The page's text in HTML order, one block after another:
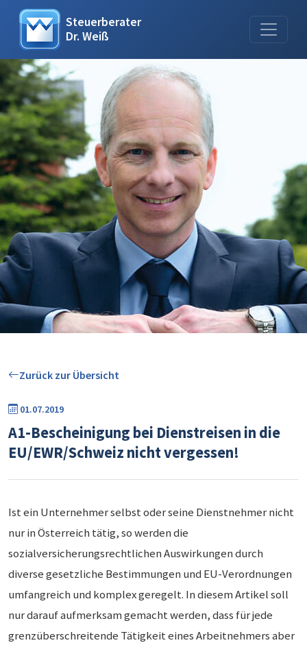
Steuerberater
Dr. Weiß
Zurück zur Übersicht
01.07.2019
A1-Bescheinigung bei Dienstreisen in die
EU/EWR/Schweiz nicht vergessen!
Ist ein Unternehmer selbst oder seine Dienstnehmer nicht
nur in Österreich tätig, so werden die
sozialversicherungsrechtlichen Auswirkungen durch
diverse gesetzliche Bestimmungen und EU-Verordnungen
umfangreich und komplex geregelt. In diesem Artikel soll
nur darauf aufmerksam gemacht werden, dass für jede
grenzüberschreitende Tätigkeit eines Arbeitnehmers aber